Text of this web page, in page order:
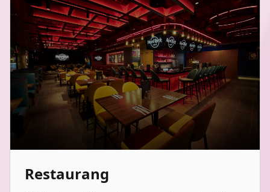
Restaurang